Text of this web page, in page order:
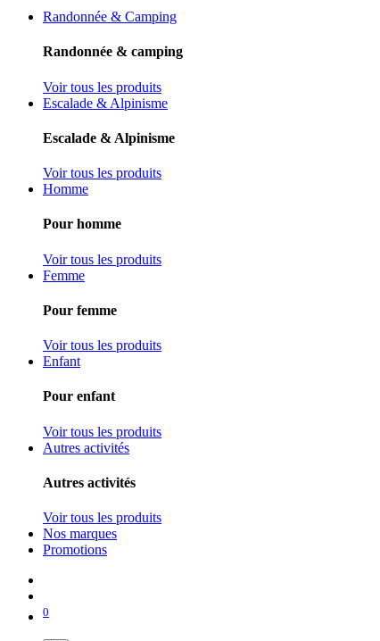
Randonnée & Camping
Randonnée & camping
Voir tous les produits
Escalade & Alpinisme
Escalade & Alpinisme
Voir tous les produits
Homme
Pour homme
Voir tous les produits
Femme
Pour femme
Voir tous les produits
Enfant
Pour enfant
Voir tous les produits
Autres activités
Autres activités
Voir tous les produits
Nos marques
Promotions
0